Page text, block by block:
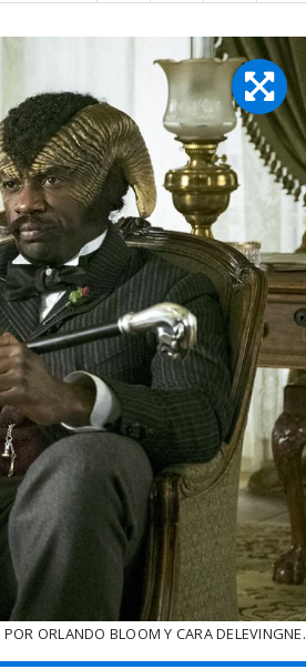
ORLANDO BLOOM Y CARA DELEVINGNE.